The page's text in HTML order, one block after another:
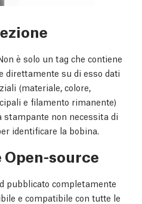
è solo un tag che contiene
direttamente su di esso dati
(materiale, colore,
e filamento rimanente)
non necessita di
identificare la bobina.
source
pubblicato completamente
e compatibile con tutte le